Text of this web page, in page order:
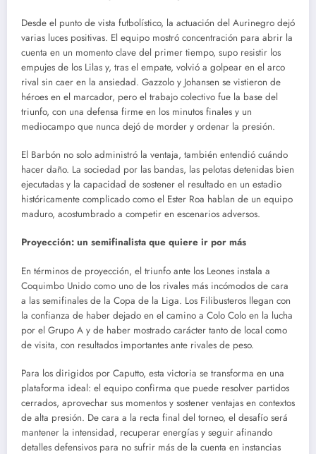
Desde el punto de vista futbolístico, la actuación del Aurinegro dejó
varias luces positivas. El equipo mostró concentración para abrir la
cuenta en un momento clave del primer tiempo, supo resistir los
empujes de los Lilas y, tras el empate, volvió a golpear en el arco
rival sin caer en la ansiedad. Gazzolo y Johansen se vistieron de
héroes en el marcador, pero el trabajo colectivo fue la base del
triunfo, con una defensa firme en los minutos finales y un
mediocampo que nunca dejó de morder y ordenar la presión.
El Barbón no solo administró la ventaja, también entendió cuándo
hacer daño. La sociedad por las bandas, las pelotas detenidas bien
ejecutadas y la capacidad de sostener el resultado en un estadio
históricamente complicado como el Ester Roa hablan de un equipo
maduro, acostumbrado a competir en escenarios adversos.
Proyección: un semifinalista que quiere ir por más
En términos de proyección, el triunfo ante los Leones instala a
Coquimbo Unido como uno de los rivales más incómodos de cara
a las semifinales de la Copa de la Liga. Los Filibusteros llegan con
la confianza de haber dejado en el camino a Colo Colo en la lucha
por el Grupo A y de haber mostrado carácter tanto de local como
de visita, con resultados importantes ante rivales de peso.
Para los dirigidos por Caputto, esta victoria se transforma en una
plataforma ideal: el equipo confirma que puede resolver partidos
cerrados, aprovechar sus momentos y sostener ventajas en contextos
de alta presión. De cara a la recta final del torneo, el desafío será
mantener la intensidad, recuperar energías y seguir afinando
detalles defensivos para no sufrir más de la cuenta en instancias